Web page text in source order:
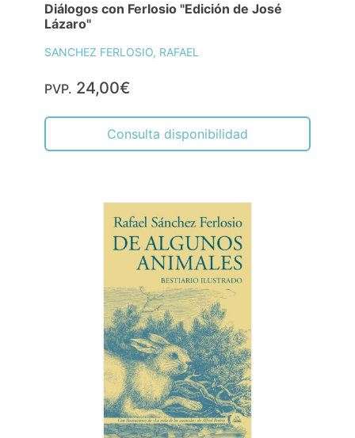
Diálogos con Ferlosio "Edición de José
Lázaro"
SANCHEZ FERLOSIO, RAFAEL
PVP. 24,00€
Consulta disponibilidad